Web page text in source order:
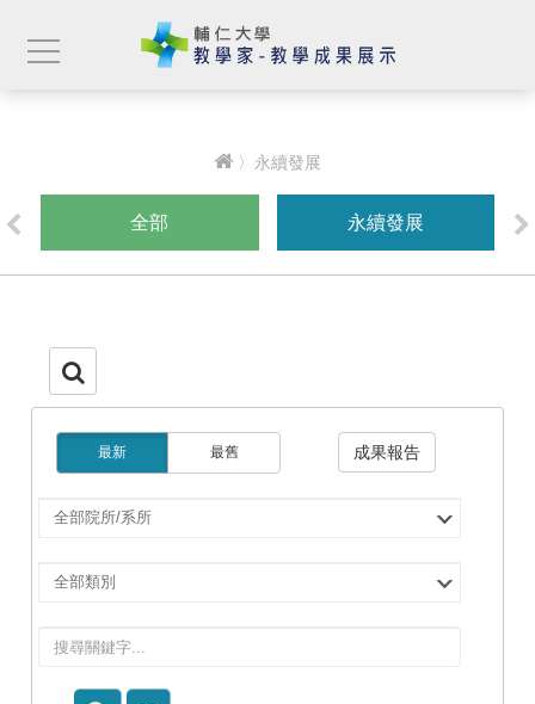
〉永續發展
全部 永續發展
最新 最舊 成果報告
選
所/
所
選
別